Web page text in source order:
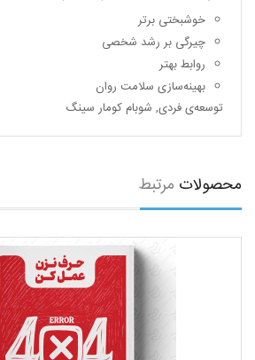
خوشبختی برتر
چیرگی بر رشد شخصی
روابط بهتر
بهینه‌سازی سلامت روان
توسعه‌ی فردی, شوبام کومار سینگ
محصولات مرتبط